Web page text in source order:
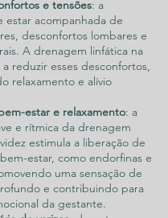
e tensões: a
estar acompanhada de
desconfortos lombares e
A drenagem linfática na
reduzir esses desconfortos,
relaxamento e alívio
estar e relaxamento: a
e rítmica da drenagem
estimula a liberação de
estar, como endorfinas e
uma sensação de
e contribuindo para
da gestante.